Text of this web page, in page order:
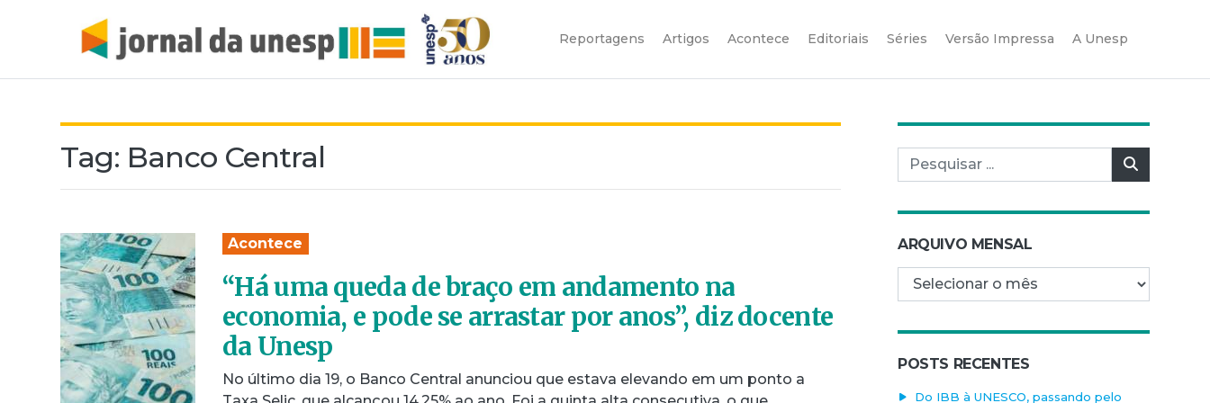
Reportagens Artigos Acontece Editoriais Séries Versão Impressa A Unesp
Tag: Banco Central
Acontece
“Há uma queda de braço em andamento na
economia, e pode se arrastar por anos”, diz docente
da Unesp
No último dia 19, o Banco Central anunciou que estava elevando em um ponto a
Pesquisar por:
ARQUIVO MENSAL
Arquivo mensal
POSTS RECENTES
Do IBB à UNESCO, passando pelo